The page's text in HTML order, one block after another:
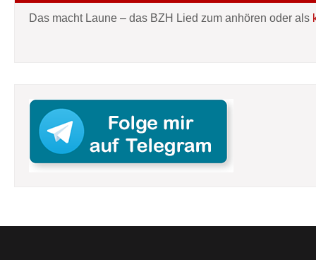
Das macht Laune – das BZH Lied zum anhören oder als